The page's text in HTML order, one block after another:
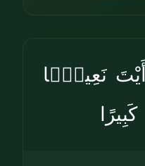
نَعِيمًۭا